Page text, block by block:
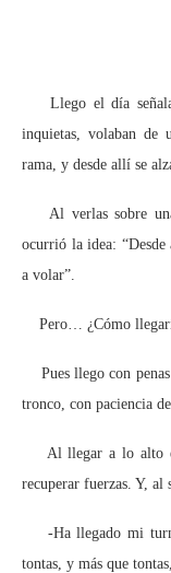
Llego el día
inquietas, volaban de
rama, y desde allí se
Al verlas sobre una
ocurrió la idea:
a volar”.
Pero… ¿Cómo llegaría
Pues llego con penas
tronco, con paciencia
Al llegar a lo alto
recuperar fuerzas. Y, al
-Ha llegado mi
tontas, y más que